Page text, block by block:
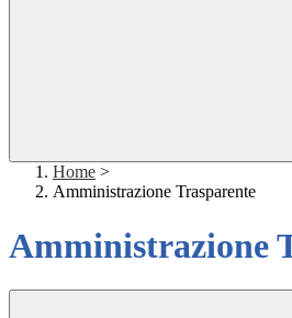
Home >
Amministrazione Trasparente
Amministrazione